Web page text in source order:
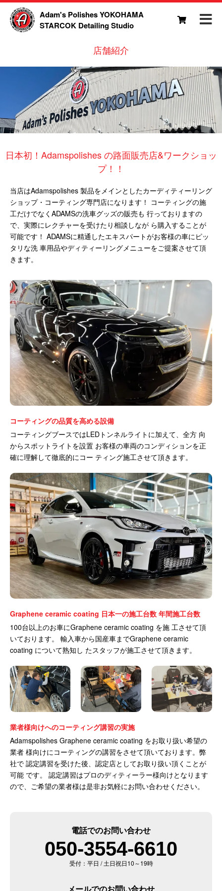
Adam's Polishes YOKOHAMA
STARCOK Detailing Studio
店舗紹介
日本初！Adamspolishes の路面販売店&ワークショッ
プ！！
当店はAdamspolishes 製品をメインとしたカーディティーリング
ショップ・コーティング専門店になります！ コーティングの施
工だけでなくADAMSの洗車グッズの販売も 行っておりますの
で、実際にレクチャーを受けたり相談しなが ら購入することが
可能です！ ADAMSに精通したエキスパートがお客様の車にピッ
タリな洗 車用品やディティーリングメニューをご提案させて頂
きます。
コーティングの品質を高める設備
コーティングブースではLEDトンネルライトに加えて、全方 向
からスポットライトを設置 お客様の車両のコンディションを正
確に理解して徹底的にコー ティング施工させて頂きます。
Graphene ceramic coating 日本一の施工台数 年間施工台数
100台以上のお車にGraphene ceramic coating を施 工させて頂
いております。 輸入車から国産車までGraphene ceramic
coating について熟知し たスタッフが施工させて頂きます。
業者様向けへのコーティング講習の実施
Adamspolishes Graphene ceramic coating をお取り扱い希望の
業者 様向けにコーティングの講習をさせて頂いております。弊
社で 認定講習を受けた後、認定店としてお取り扱い頂くことが
可能 です。 認定講習はプロのディティーラー様向けとなります
ので、ご希望の業者様は是非お気軽にお問い合わせください。
電話でのお問い合わせ
050-3554-6610
受付：平日 / 土日祝日10～19時
メールでのお問い合わせ